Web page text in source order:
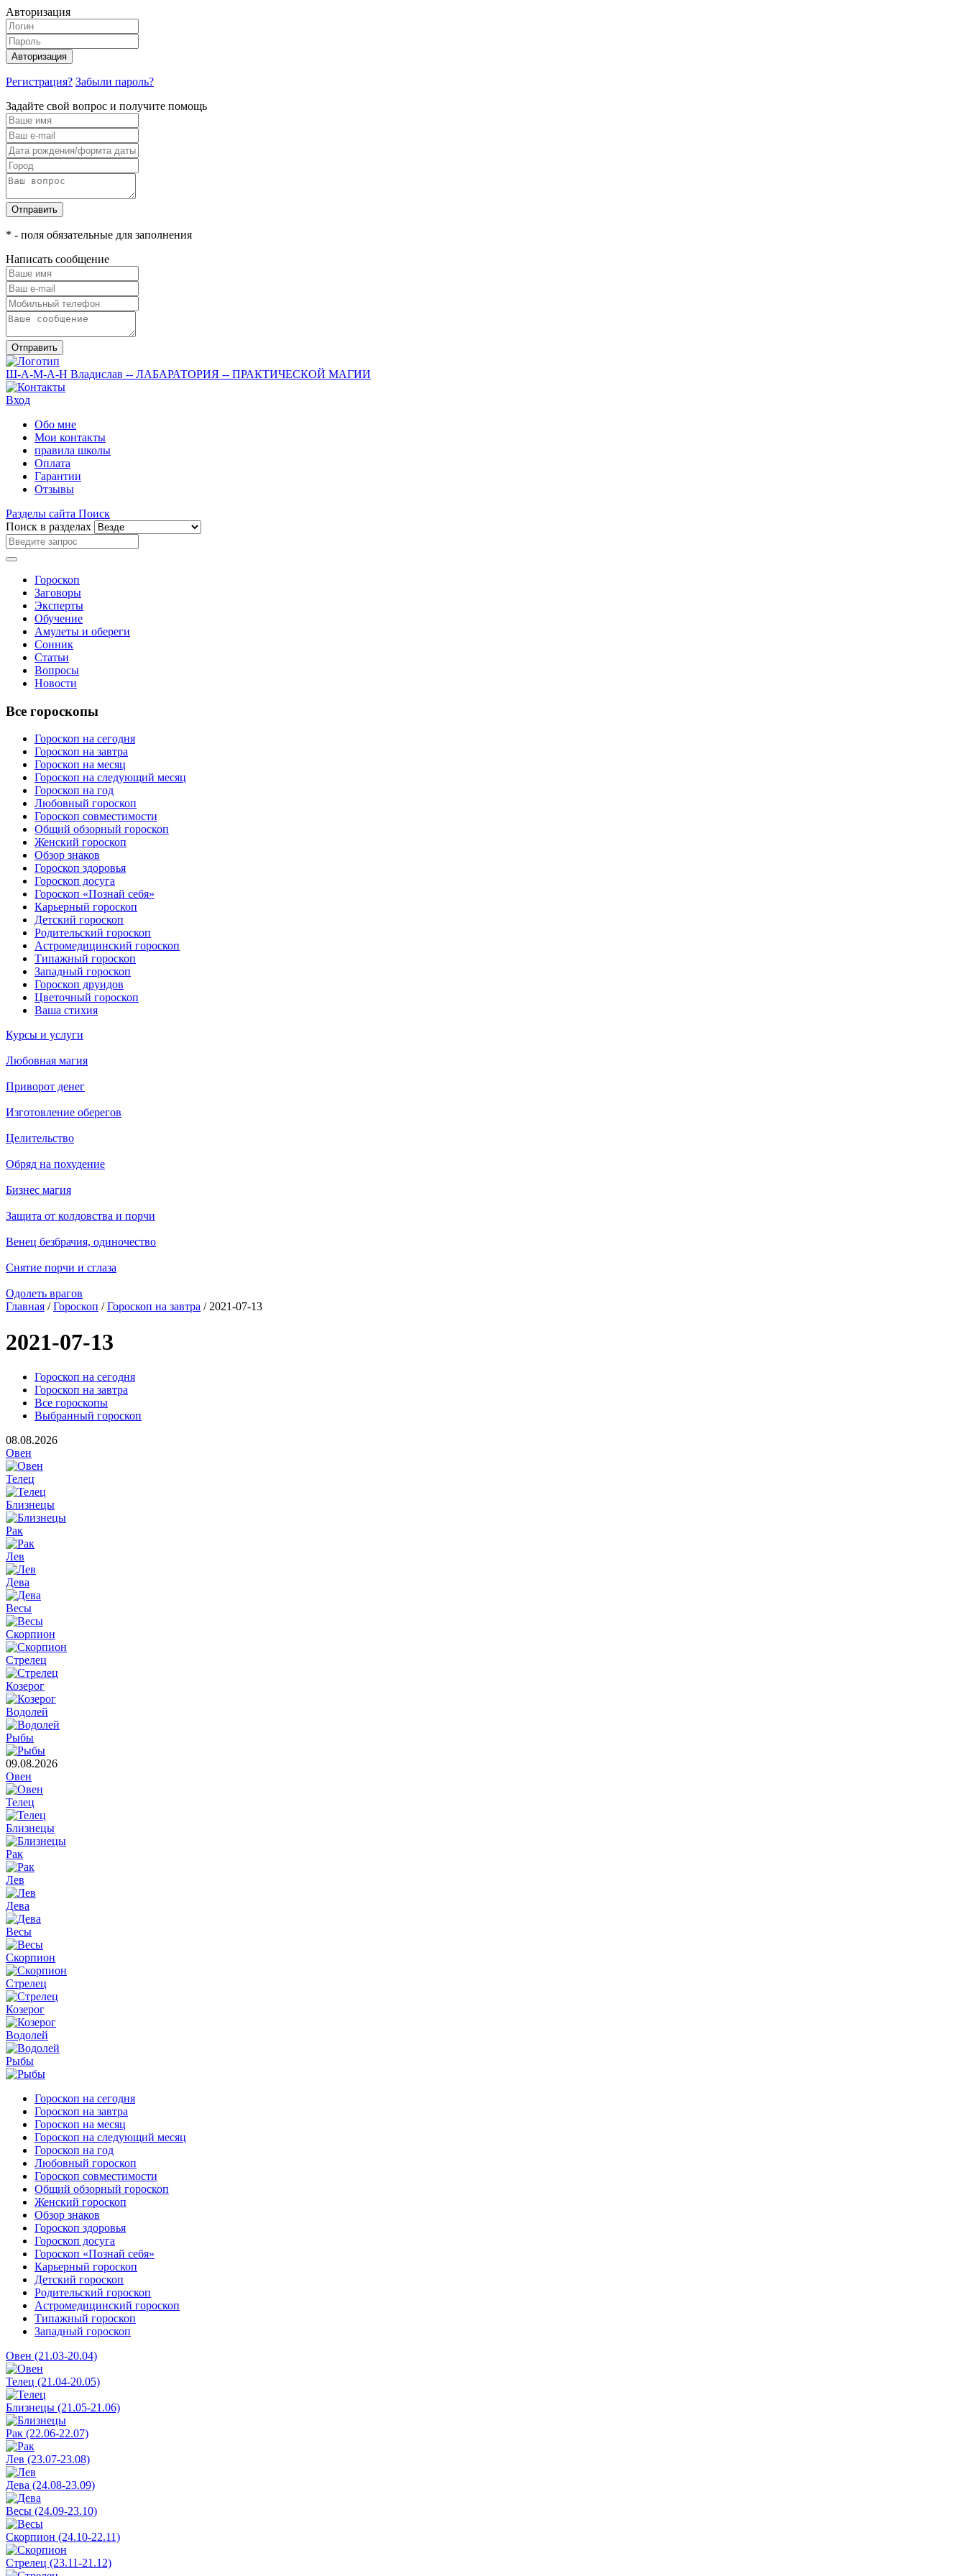
Авторизация
Авторизация
Регистрация? Забыли пароль?
Задайте свой вопрос и получите помощь
Отправить
* - поля обязательные для заполнения
Написать сообщение
Отправить
Ш-А-М-А-Н Владислав -- ЛАБАРАТОРИЯ -- ПРАКТИЧЕСКОЙ МАГИИ
Вход
Обо мне
Мои контакты
правила школы
Оплата
Гарантии
Отзывы
Разделы сайта Поиск
Поиск в разделах
Гороскоп
Заговоры
Эксперты
Обучение
Амулеты и обереги
Сонник
Статьи
Вопросы
Новости
Все гороскопы
Гороскоп на сегодня
Гороскоп на завтра
Гороскоп на месяц
Гороскоп на следующий месяц
Гороскоп на год
Любовный гороскоп
Гороскоп совместимости
Общий обзорный гороскоп
Женский гороскоп
Обзор знаков
Гороскоп здоровья
Гороскоп досуга
Гороскоп «Познай себя»
Карьерный гороскоп
Детский гороскоп
Родительский гороскоп
Астромедицинский гороскоп
Типажный гороскоп
Западный гороскоп
Гороскоп друидов
Цветочный гороскоп
Ваша стихия
Курсы и услуги
Любовная магия
Приворот денег
Изготовление оберегов
Целительство
Обряд на похудение
Бизнес магия
Защита от колдовства и порчи
Венец безбрачия, одиночество
Снятие порчи и сглаза
Одолеть врагов
Главная /Гороскоп /Гороскоп на завтра / 2021-07-13
2021-07-13
Гороскоп на сегодня
Гороскоп на завтра
Все гороскопы
Выбранный гороскоп
08.08.2026
Овен
Телец
Близнецы
Рак
Лев
Дева
Весы
Скорпион
Стрелец
Козерог
Водолей
Рыбы
09.08.2026
Овен
Телец
Близнецы
Рак
Лев
Дева
Весы
Скорпион
Стрелец
Козерог
Водолей
Рыбы
Гороскоп на сегодня
Гороскоп на завтра
Гороскоп на месяц
Гороскоп на следующий месяц
Гороскоп на год
Любовный гороскоп
Гороскоп совместимости
Общий обзорный гороскоп
Женский гороскоп
Обзор знаков
Гороскоп здоровья
Гороскоп досуга
Гороскоп «Познай себя»
Карьерный гороскоп
Детский гороскоп
Родительский гороскоп
Астромедицинский гороскоп
Типажный гороскоп
Западный гороскоп
Овен (21.03-20.04)
Телец (21.04-20.05)
Близнецы (21.05-21.06)
Рак (22.06-22.07)
Лев (23.07-23.08)
Дева (24.08-23.09)
Весы (24.09-23.10)
Скорпион (24.10-22.11)
Стрелец (23.11-21.12)